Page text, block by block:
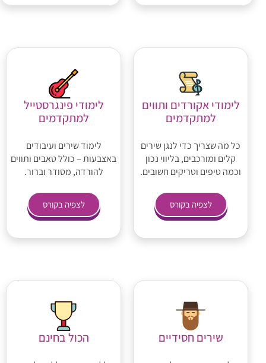
לימודי אקורדים ותווים
למתקדמים
כל מה שצריך כדי לנגן שירים
קלים ומורכבים, בליווי נכון
וכמה טיפים וטריקים חשובים.
לצפיה בקורס
לימודי פינגרסטייל
למתקדמים
לימוד שירים ועיבודים
באצבעות – כולל טאבים ותווים
להורדה, מסודר וברור.
לצפיה בקורס
שירים חסידיים הכול בחינם